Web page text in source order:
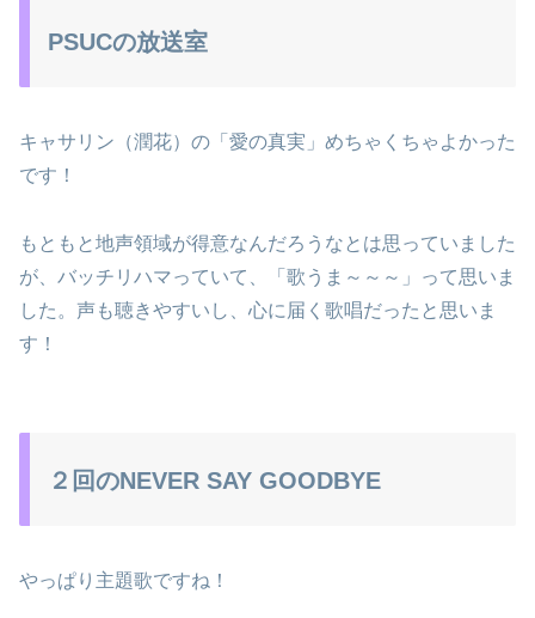
PSUCの放送室
キャサリン（潤花）の「愛の真実」めちゃくちゃよかった
です！
もともと地声領域が得意なんだろうなとは思っていました
が、バッチリハマっていて、「歌うま～～～」って思いま
した。声も聴きやすいし、心に届く歌唱だったと思いま
す！
２回のNEVER SAY GOODBYE
やっぱり主題歌ですね！